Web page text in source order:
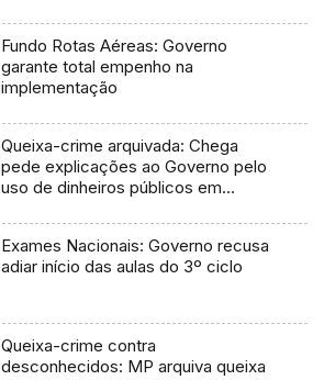
Fundo Rotas Aéreas: Governo
garante total empenho na
implementação
Queixa-crime arquivada: Chega
pede explicações ao Governo pelo
uso de dinheiros públicos em
Exames Nacionais: Governo recusa
adiar início das aulas do 3º ciclo
Queixa-crime contra
desconhecidos: MP arquiva queixa